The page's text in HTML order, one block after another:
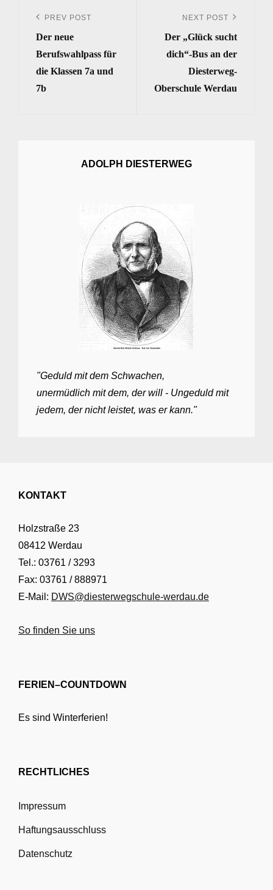
Navigation
Previous
Post
PREV POST
Der neue
Berufswahlpass für
die Klassen 7a und
7b
Post
NEXT POST
Der „Glück sucht
dich“-Bus an der
Diesterweg-
Oberschule Werdau
ADOLPH DIESTERWEG
"Geduld mit dem Schwachen,
unermüdlich mit dem, der will - Ungeduld mit
jedem, der nicht leistet, was er kann."
KONTAKT
Holzstraße 23
08412 Werdau
Tel.: 03761 / 3293
Fax: 03761 / 888971
E-Mail: DWS@diesterwegschule-werdau.de
So finden Sie uns
FERIEN–COUNTDOWN
Es sind Winterferien!
RECHTLICHES
Impressum
Haftungsausschluss
Datenschutz